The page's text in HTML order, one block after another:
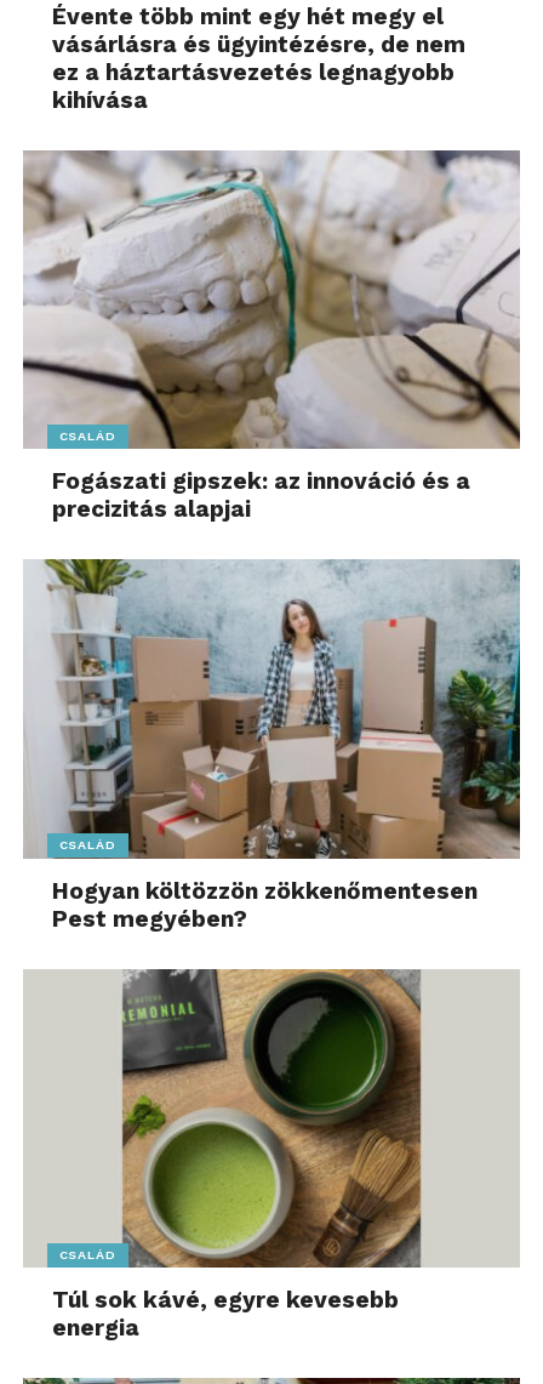
Évente több mint egy hét megy el
vásárlásra és ügyintézésre, de nem
ez a háztartásvezetés legnagyobb
kihívása
CSALÁD
Fogászati gipszek: az innováció és a
precizitás alapjai
CSALÁD
Hogyan költözzön zökkenőmentesen
Pest megyében?
CSALÁD
Túl sok kávé, egyre kevesebb
energia